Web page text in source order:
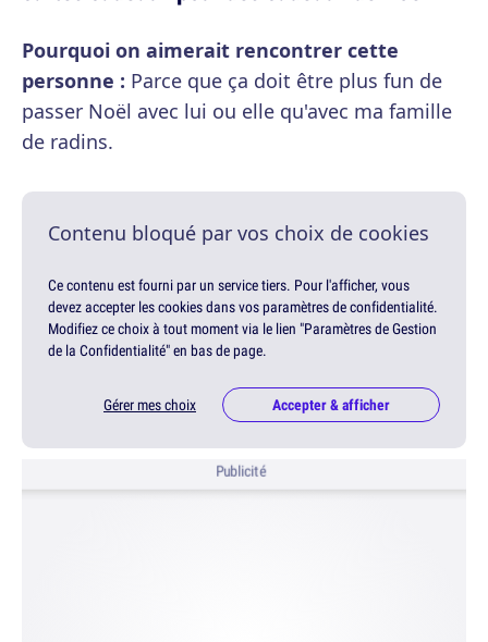
Pourquoi on aimerait rencontrer cette
personne : Parce que ça doit être plus fun de
passer Noël avec lui ou elle qu'avec ma famille
de radins.
Contenu bloqué par vos choix de cookies
Ce contenu est fourni par un service tiers. Pour l'afficher, vous
devez accepter les cookies dans vos paramètres de confidentialité.
Modifiez ce choix à tout moment via le lien "Paramètres de Gestion
de la Confidentialité" en bas de page.
Gérer mes choix Accepter & afficher
Publicité